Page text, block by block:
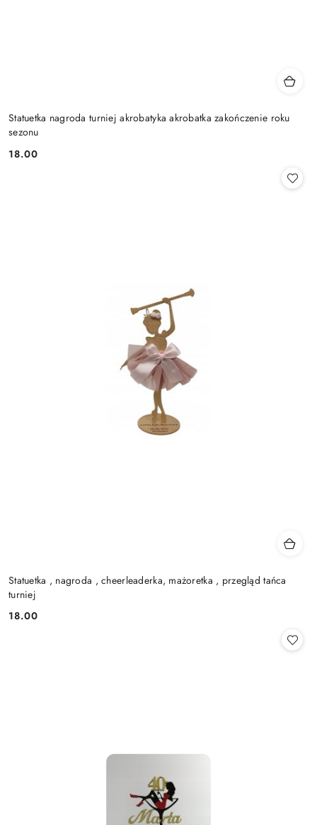
Statuetka nagroda turniej akrobatyka akrobatka zakończenie roku
sezonu
Cena:
18.00
Statuetka , nagroda , cheerleaderka, mażoretka , przegląd tańca
turniej
Cena:
18.00